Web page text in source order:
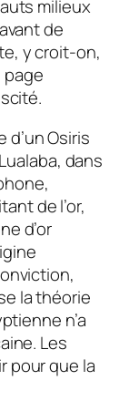
milieux
de
y croit-on,
Osiris
dans
de l’or,
d’or
la théorie
n’a
Les
pour que la